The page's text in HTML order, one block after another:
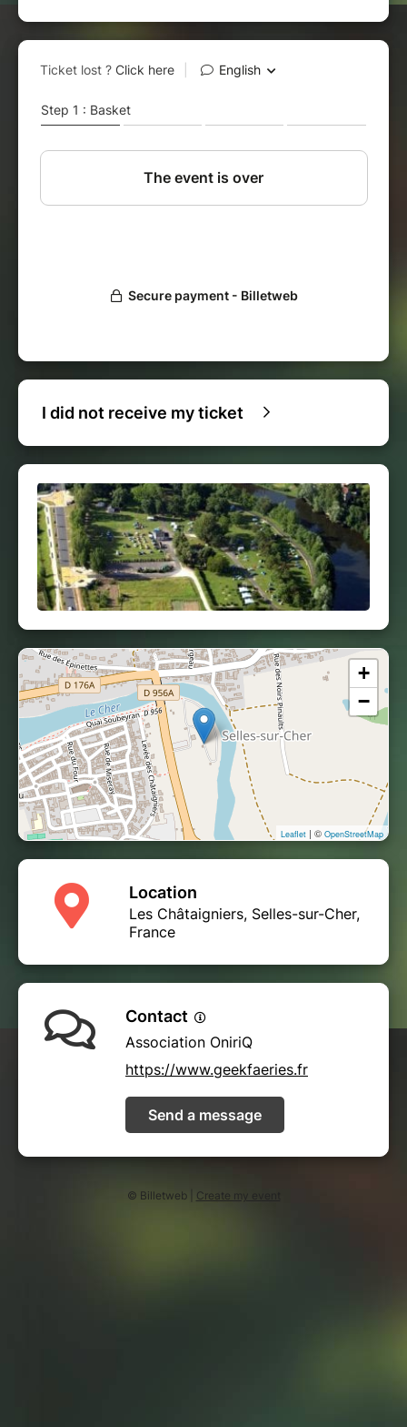
I did not receive my ticket
+
−
Leaflet | © OpenStreetMap
Location
Les Châtaigniers, Selles-sur-Cher,
France
Contact
Association OniriQ
https://www.geekfaeries.fr
Send a message
© Billetweb | Create my event